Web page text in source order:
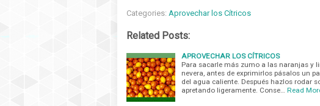
Categories: Aprovechar los Cítricos
Related Posts:
APROVECHAR LOS CÍTRICOS
Para sacarle más zumo a las naranjas y
nevera, antes de exprimirlos pásalos un
del agua caliente. Después hazlos rodar
apretando ligeramente. Conse…
Read